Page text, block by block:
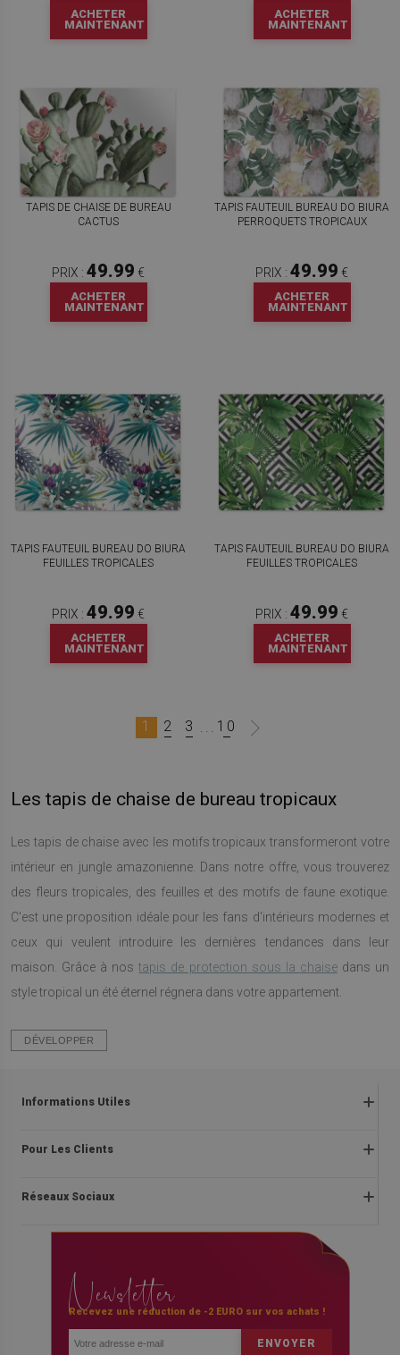
ACHETER
MAINTENANT
ACHETER
MAINTENANT
TAPIS DE CHAISE DE BUREAU
CACTUS
PRIX : 49.99 €
ACHETER
MAINTENANT
TAPIS FAUTEUIL BUREAU DO BIURA
PERROQUETS TROPICAUX
PRIX : 49.99 €
ACHETER
MAINTENANT
TAPIS FAUTEUIL BUREAU DO BIURA
FEUILLES TROPICALES
PRIX : 49.99 €
ACHETER
MAINTENANT
TAPIS FAUTEUIL BUREAU DO BIURA
FEUILLES TROPICALES
PRIX : 49.99 €
ACHETER
MAINTENANT
1 2 3 ... 10
Les tapis de chaise de bureau tropicaux
Les tapis de chaise avec les motifs tropicaux transformeront votre
intérieur en jungle amazonienne. Dans notre offre, vous trouverez
des fleurs tropicales, des feuilles et des motifs de faune exotique.
C'est une proposition idéale pour les fans d'intérieurs modernes et
ceux qui veulent introduire les dernières tendances dans leur
maison. Grâce à nostapis de protection sous la chaisedans un
style tropical un été éternel régnera dans votre appartement.
DÉVELOPPER
Informations Utiles
Retours
Paiements
Règles de promotion
Pour Les Clients
À propos de nous
Questions et réponses
Réseaux Sociaux
instagram
youtube
Newsletter
Recevez une réduction de -2 EURO sur vos achats !
ENVOYER